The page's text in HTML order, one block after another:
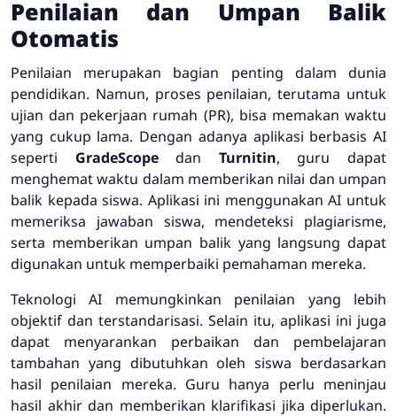
Penilaian dan Umpan Balik
Otomatis
Penilaian merupakan bagian penting dalam dunia
pendidikan. Namun, proses penilaian, terutama untuk
ujian dan pekerjaan rumah (PR), bisa memakan waktu
yang cukup lama. Dengan adanya aplikasi berbasis AI
seperti GradeScopedan Turnitin, guru dapat
menghemat waktu dalam memberikan nilai dan umpan
balik kepada siswa. Aplikasi ini menggunakan AI untuk
memeriksa jawaban siswa, mendeteksi plagiarisme,
serta memberikan umpan balik yang langsung dapat
digunakan untuk memperbaiki pemahaman mereka.
Teknologi AI memungkinkan penilaian yang lebih
objektif dan terstandarisasi. Selain itu, aplikasi ini juga
dapat menyarankan perbaikan dan pembelajaran
tambahan yang dibutuhkan oleh siswa berdasarkan
hasil penilaian mereka. Guru hanya perlu meninjau
hasil akhir dan memberikan klarifikasi jika diperlukan.